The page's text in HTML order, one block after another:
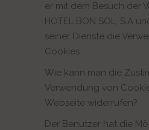
er mit dem Besuch der
HOTEL BON SOL, S.A
seiner Dienste die
Cookies.
Wie kann man die
Verwendung von
Webseite widerrufen?
Der Benutzer hat die